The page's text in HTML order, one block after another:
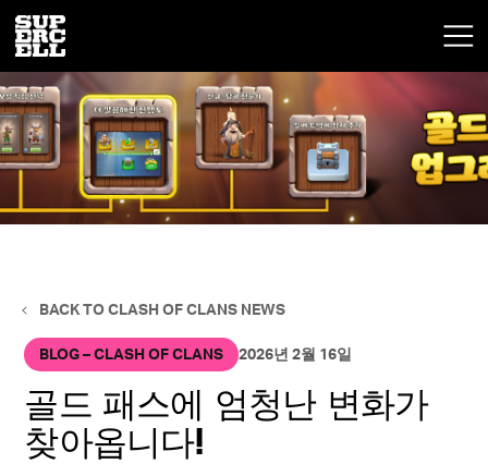
BACK TO CLASH OF CLANS NEWS
BLOG – CLASH OF CLANS 2026년 2월 16일
골드 패스에 엄청난 변화가
찾아옵니다!